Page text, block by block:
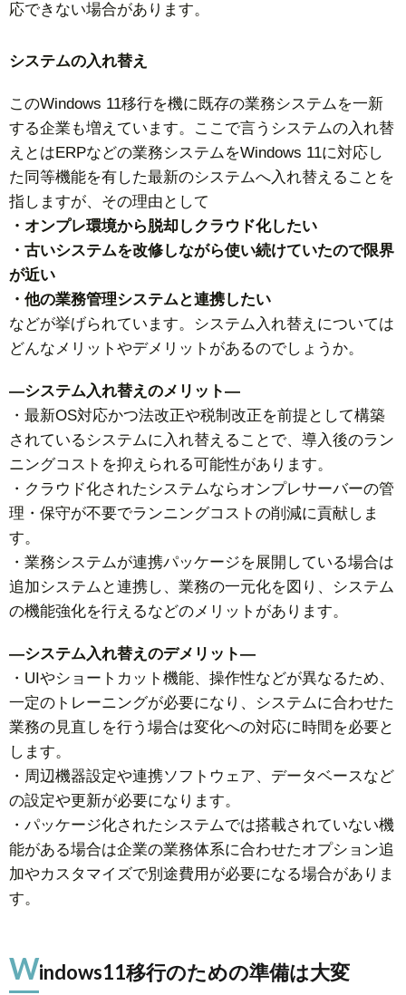
応できない場合があります。
システムの入れ替え
このWindows 11移行を機に既存の業務システムを一新
する企業も増えています。ここで言うシステムの入れ替
えとはERPなどの業務システムをWindows 11に対応し
た同等機能を有した最新のシステムへ入れ替えることを
指しますが、その理由として
・オンプレ環境から脱却しクラウド化したい
・古いシステムを改修しながら使い続けていたので限界
が近い
・他の業務管理システムと連携したい
などが挙げられています。システム入れ替えについては
どんなメリットやデメリットがあるのでしょうか。
—システム入れ替えのメリット—
・最新OS対応かつ法改正や税制改正を前提として構築
されているシステムに入れ替えることで、導入後のラン
ニングコストを抑えられる可能性があります。
・クラウド化されたシステムならオンプレサーバーの管
理・保守が不要でランニングコストの削減に貢献しま
す。
・業務システムが連携パッケージを展開している場合は
追加システムと連携し、業務の一元化を図り、システム
の機能強化を行えるなどのメリットがあります。
—システム入れ替えのデメリット—
・UIやショートカット機能、操作性などが異なるため、
一定のトレーニングが必要になり、システムに合わせた
業務の見直しを行う場合は変化への対応に時間を必要と
します。
・周辺機器設定や連携ソフトウェア、データベースなど
の設定や更新が必要になります。
・パッケージ化されたシステムでは搭載されていない機
能がある場合は企業の業務体系に合わせたオプション追
加やカスタマイズで別途費用が必要になる場合がありま
す。
Windows11移行のための準備は大変